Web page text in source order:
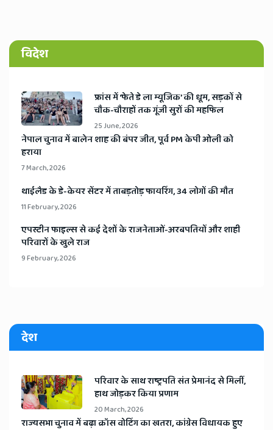
विदेश
​फ्रांस में ‘फेते डे ला म्यूजिक’ की धूम, सड़कों से
चौक-चौराहों तक गूंजी सुरों की महफिल
25 June, 2026
​नेपाल चुनाव में बालेन शाह की बंपर जीत, पूर्व PM केपी ओली को
हराया
7 March, 2026
​थाईलैड के डे-केयर सेंटर में ताबड़तोड़ फायरिंग, 34 लोगों की मौत
11 February, 2026
​एपस्टीन फाइल्स से कई देशों के राजनेताओं-अरबपतियों और शाही
परिवारों के खुले राज
9 February, 2026
देश
​परिवार के साथ राष्ट्रपति संत प्रेमानंद से मिलीं,
हाथ जोड़कर किया प्रणाम
20 March, 2026
​राज्यसभा चुनाव में बढ़ा क्रॉस वोटिंग का खतरा, कांग्रेस विधायक हुए